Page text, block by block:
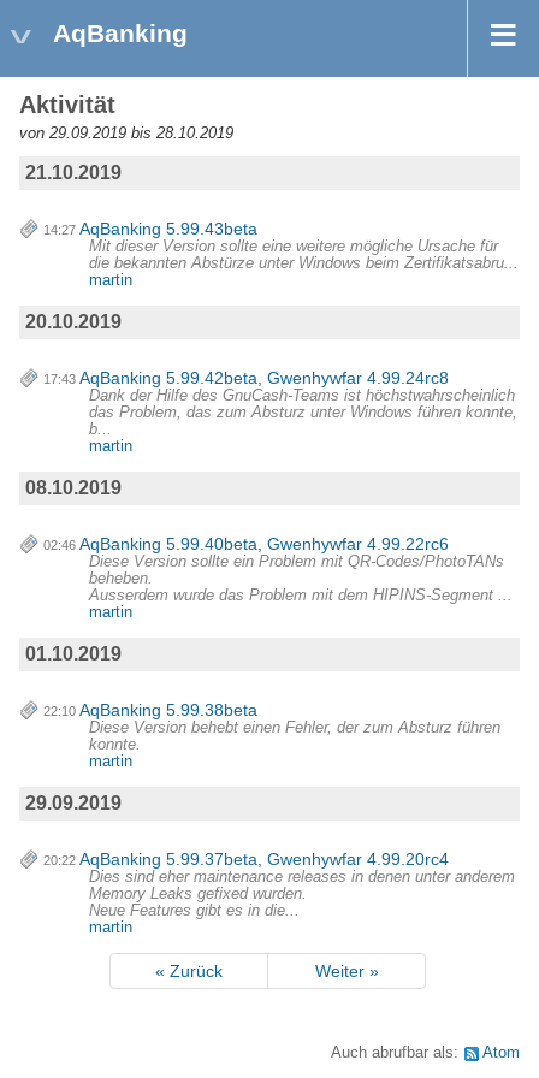
AqBanking
Aktivität
von 29.09.2019 bis 28.10.2019
21.10.2019
14:27 AqBanking 5.99.43beta
Mit dieser Version sollte eine weitere mögliche Ursache für
die bekannten Abstürze unter Windows beim Zertifikatsabru...
martin
20.10.2019
17:43 AqBanking 5.99.42beta, Gwenhywfar 4.99.24rc8
Dank der Hilfe des GnuCash-Teams ist höchstwahrscheinlich
das Problem, das zum Absturz unter Windows führen konnte,
b...
martin
08.10.2019
02:46 AqBanking 5.99.40beta, Gwenhywfar 4.99.22rc6
Diese Version sollte ein Problem mit QR-Codes/PhotoTANs
beheben.
Ausserdem wurde das Problem mit dem HIPINS-Segment ...
martin
01.10.2019
22:10 AqBanking 5.99.38beta
Diese Version behebt einen Fehler, der zum Absturz führen
konnte.
martin
29.09.2019
20:22 AqBanking 5.99.37beta, Gwenhywfar 4.99.20rc4
Dies sind eher maintenance releases in denen unter anderem
Memory Leaks gefixed wurden.
Neue Features gibt es in die...
martin
« Zurück Weiter »
Auch abrufbar als: Atom